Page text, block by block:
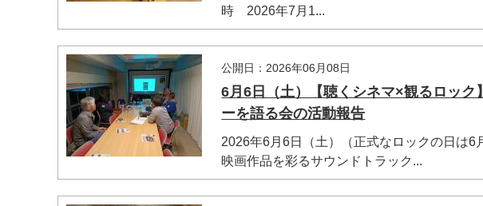
時 2026年7月1...
公開日：2026年06月08日
6月6日（土）【聴くシネマ×観るロッ
ーを語る会の活動報告
2026年6月6日（土）（正式なロックの日は6
映画作品を彩るサウンドトラック...
マイメディア検索